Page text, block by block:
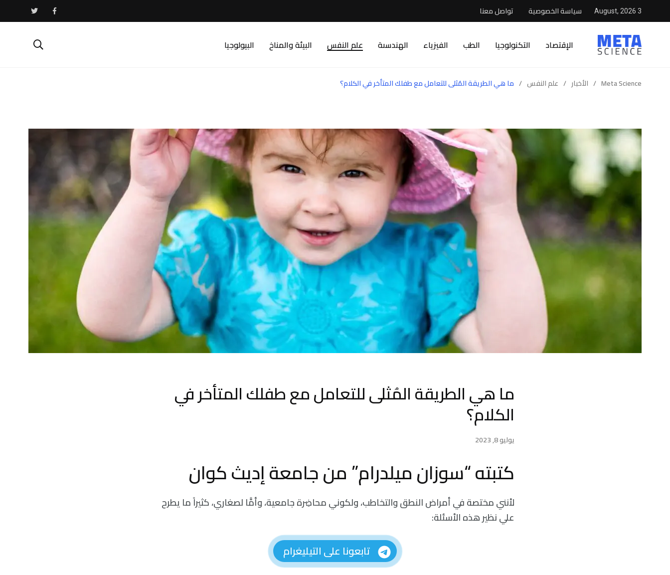
3 August, 2026 سياسة الخصوصية تواصل معنا
الإقتصاد التكنولوجيا الطب الفيزياء الهندسىة علم النفس البيئة والمناخ البيولوجيا
Meta Science
/ الأخبار / علم النفس / ما هي الطريقة المُثلى للتعامل مع طفلك المتأخر في الكلام؟
ما هي الطريقة المُثلى للتعامل مع طفلك المتأخر في
الكلام؟
يوليو 8, 2023
كتبته “سوزان ميلدرام” من جامعة إديث كوان
لأنني مختصة في أمراض النطق والتخاطب، ولكوني محاضِرة جامعية، وأمًّا لصغاري، كثيراً ما يطرح
علي نظير هذه الأسئلة:
تابعونا على التيليغرام